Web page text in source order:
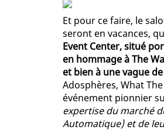
Et pour ce faire, le
seront en vacances,
Event Center, situé
en hommage à The
et bien à une vague
Adosphères, What
événement pionnier
expertise du marché
Automatique) et de